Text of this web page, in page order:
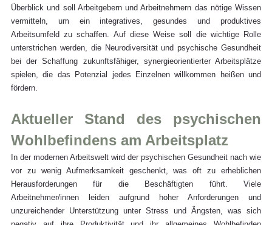
Überblick und soll Arbeitgebern und Arbeitnehmern das nötige Wissen
vermitteln, um ein integratives, gesundes und produktives
Arbeitsumfeld zu schaffen. Auf diese Weise soll die wichtige Rolle
unterstrichen werden, die Neurodiversität und psychische Gesundheit
bei der Schaffung zukunftsfähiger, synergieorientierter Arbeitsplätze
spielen, die das Potenzial jedes Einzelnen willkommen heißen und
fördern.
Aktueller Stand des psychischen
Wohlbefindens am Arbeitsplatz
In der modernen Arbeitswelt wird der psychischen Gesundheit nach wie
vor zu wenig Aufmerksamkeit geschenkt, was oft zu erheblichen
Herausforderungen für die Beschäftigten führt. Viele
Arbeitnehmer/innen leiden aufgrund hoher Anforderungen und
unzureichender Unterstützung unter Stress und Ängsten, was sich